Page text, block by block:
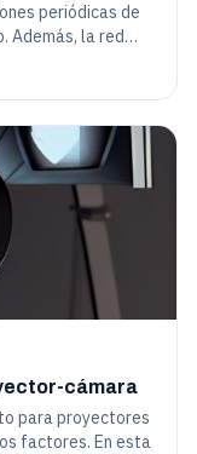
periódicas de
Además, la red
incluye más
cámara
para proyectores
factores. En esta